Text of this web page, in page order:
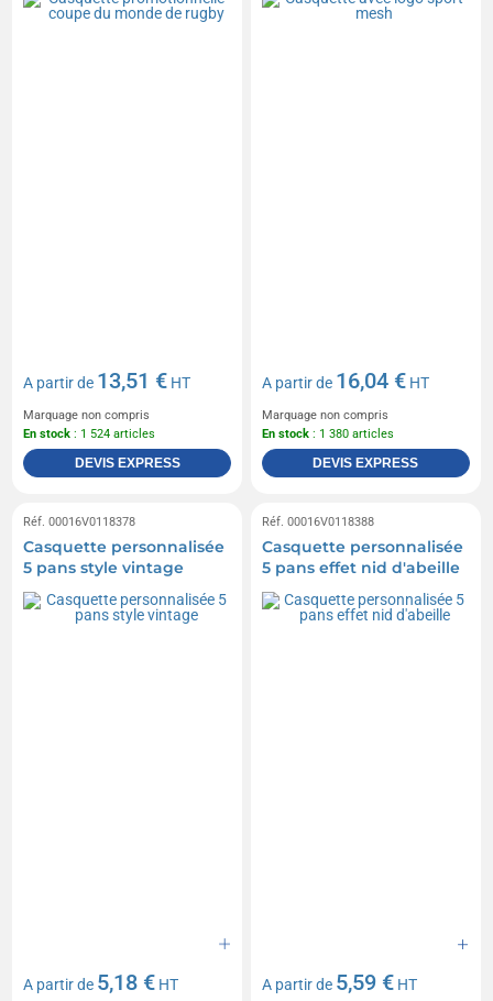
A partir de 13,51 € HT
Marquage non compris
En stock : 1 524 articles
DEVIS EXPRESS
A partir de 16,04 € HT
Marquage non compris
En stock : 1 380 articles
DEVIS EXPRESS
Réf. 00016V0118378
Casquette personnalisée
5 pans style vintage
A partir de 5,18 € HT
Réf. 00016V0118388
Casquette personnalisée
5 pans effet nid d'abeille
A partir de 5,59 € HT